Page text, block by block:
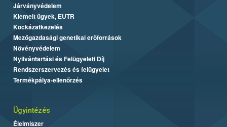
Járványvédelem
Kiemelt ügyek, EUTR
Kockázatkezelés
Mezőgazdasági genetikai erőforrások
Növényvédelem
Nyilvántartási és Felügyeleti Díj
Rendszerszervezés és felügyelet
Termékpálya-ellenőrzés
Ügyintézés
Élelmiszer